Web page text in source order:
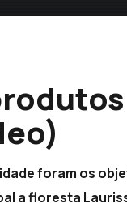
foram os
a floresta